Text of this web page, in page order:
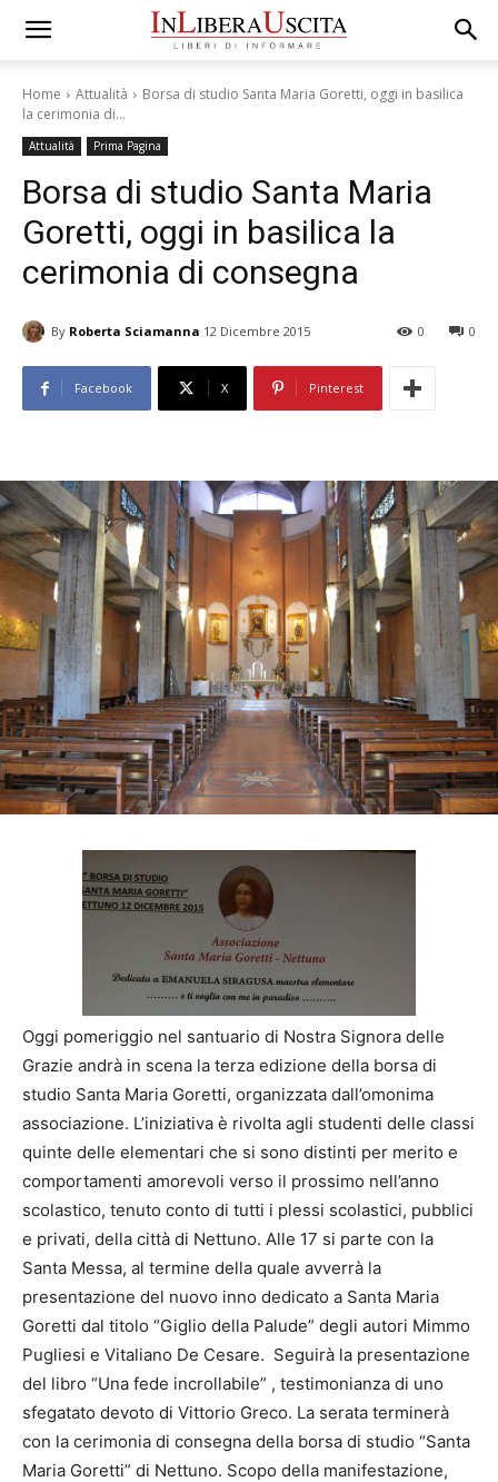
Home Attualità
Borsa di studio Santa Maria Goretti, oggi in basilica
la cerimonia di...
Attualità Prima Pagina
Borsa di studio Santa Maria
Goretti, oggi in basilica la
cerimonia di consegna
By Roberta Sciamanna 12 Dicembre 2015 0
0
Facebook X Pinterest
Oggi pomeriggio nel santuario di Nostra Signora delle
Grazie andrà in scena la terza edizione della borsa di
studio Santa Maria Goretti, organizzata dall’omonima
associazione. L’iniziativa è rivolta agli studenti delle classi
quinte delle elementari che si sono distinti per merito e
comportamenti amorevoli verso il prossimo nell’anno
scolastico, tenuto conto di tutti i plessi scolastici, pubblici
e privati, della città di Nettuno. Alle 17 si parte con la
Santa Messa, al termine della quale avverrà la
presentazione del nuovo inno dedicato a Santa Maria
Goretti dal titolo “Giglio della Palude” degli autori Mimmo
Pugliesi e Vitaliano De Cesare. Seguirà la presentazione
del libro “Una fede incrollabile” , testimonianza di uno
sfegatato devoto di Vittorio Greco. La serata terminerà
con la cerimonia di consegna della borsa di studio “Santa
Maria Goretti” di Nettuno. Scopo della manifestazione,